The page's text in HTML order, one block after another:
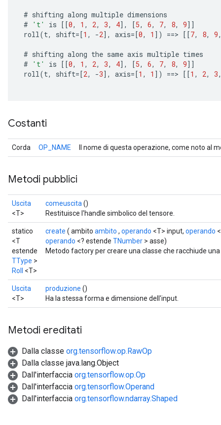
# shifting along multiple dimensions
#
't' is [[0, 1 , 2, 3, 4] , [5, 6, 7, 8, 9]]
roll(t, shift=[1 , -2] , axis=[0, 1 ] ) ==> [[7, 8, 9
# shifting along the same axis multiple times
#
't' is [[0, 1 , 2, 3, 4] , [5, 6, 7, 8, 9]]
roll(t, shift=[2, -3] , axis=[1 , 1 ] ) ==> [[1 , 2, 3
Costanti
Corda OP_NAME Il nome di questa operazione, come noto al
Metodi pubblici
Uscita
<T>
comeuscita ()
Restituisce l'handle simbolico del tensore.
statico
<T
estende
TType >
Roll
<T>
create ( ambito ambito , operando <T> input, operando
operando <? estende TNumber > asse)
Metodo factory per creare una classe che racchiude
Uscita
<T>
produzione ()
Ha la stessa forma e dimensione dell'input.
Metodi ereditati
Dalla classe org.tensorflow.op.RawOp
Dalla classe java.lang.Object
Dall'interfaccia org.tensorflow.op.Op
Dall'interfaccia org.tensorflow.Operand
Dall'interfaccia org.tensorflow.ndarray.Shaped